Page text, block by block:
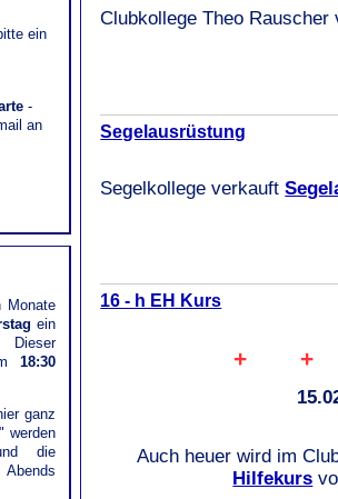
ein
-
an
Monate
ein
Dieser
18:30
ganz
werden
die
Clubkollege Theo
Segelausrüstung
Segelkollege verkauft
16 - h EH Kurs
+ +
Auch heuer wird im
Hilfekurs